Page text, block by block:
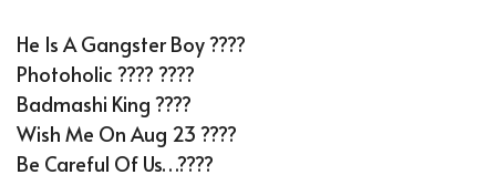
He Is A Gangster Boy ????
Photoholic ???? ????
Badmashi King ????
Wish Me On Aug 23 ????
Be Careful Of Us…????